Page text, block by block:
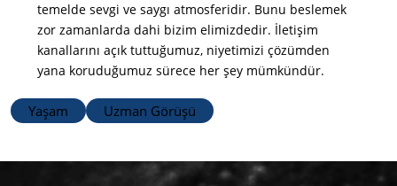
temelde sevgi ve saygı atmosferidir. Bunu beslemek
zor zamanlarda dahi bizim elimizdedir. İletişim
kanallarını açık tuttuğumuz, niyetimizi çözümden
yana koruduğumuz sürece her şey mümkündür.
Yaşam Uzman Görüşü